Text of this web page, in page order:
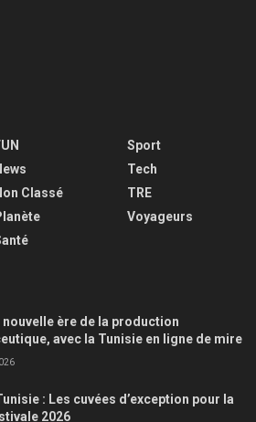
Classé
Sport
Tech
TRE
Voyageurs
nouvelle ère de la production
avec la Tunisie en ligne de mire
: Les cuvées d’exception pour la
2026